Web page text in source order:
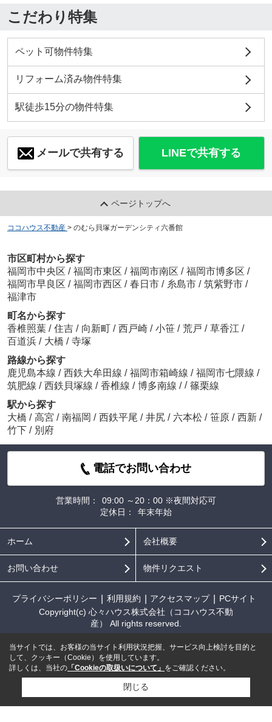
こだわり特集
ペット可物件特集
リフォーム済み物件特集
駅徒歩15分の物件特集
メールで共有する LINEで共有する
ページトップへ
ココハウス不動産 > のむら貝塚ガーデンシティ六番館
市区町村から探す
福岡市中央区 / 福岡市東区 / 福岡市南区 / 福岡市博多区 /
福岡市早良区 / 福岡市西区 / 春日市 / 糸島市 / 筑紫野市 /
福津市
町名から探す
香椎照葉 / 住吉 / 向新町 / 西戸崎 / 小笹 / 荒戸 / 草香江 /
百道浜 / 大橋 / 寺塚
路線から探す
鹿児島本線 / 西鉄大牟田線 / 福岡市箱崎線 / 福岡市七隈線 /
筑肥線 / 西鉄貝塚線 / 香椎線 / 博多南線 / / 篠栗線
駅から探す
大橋 / 高宮 / 南福岡 / 西鉄平尾 / 井尻 / 六本松 / 笹原 / 西新 /
竹下 / 別府
電話でお問い合わせ
営業時間：
09:00 ～20：00 ※夜間対応可
定休日：
年末年始
ホーム 会社概要
お問い合わせ 物件リクエスト
プライバシーポリシー 利用規約 アクセスマップ
PCサイト
Copyright(c) 心々ハウス株式会社（ココハウス不動
産） All rights reserved.
当サイトでは、お客様の当サイト利用状況把握、サービス向上検討を目的と
して、クッキー（Cookie）を使用しています。
詳しくは、当社の 「Cookieの取扱いについて」 をご確認ください。
閉じる